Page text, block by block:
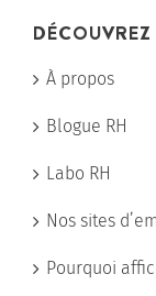
À propos
Blogue RH
Labo RH
Nos sites
Pourquoi